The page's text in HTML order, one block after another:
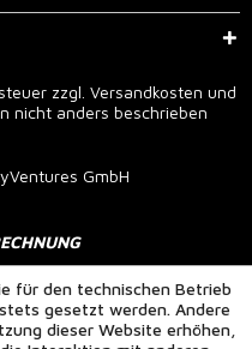
zzgl. Versandkosten und
nicht anders beschrieben
GmbH
für den technischen Betrieb
gesetzt werden. Andere
dieser Website erhöhen,